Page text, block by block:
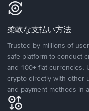
柔軟な支払い方法
Trusted by millions of
safe platform to conduct
and 100+ fiat currencies.
crypto directly with other
and payment methods in